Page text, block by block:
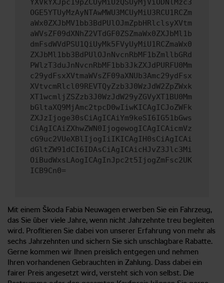
YXVkYXJpc19pZCUyMiUzQSUyMjViODNlMzc3
OGE5YTUyMzAyNTAwMWU3MCUyMiU3RCU1RCZm
aWx0ZXJbMV1bb3BdPUlOJmZpbHRlclsyXVtm
aWVsZF09dXNhZ2VTdGF0ZSZmaWx0ZXJbMl1b
dmFsdWVdPSU1QiUyMk5FVyUyMiU1RCZmaWx0
ZXJbMl1bb3BdPUlOJnNvcnRbMF1bZmllbGRd
PWlzT3duJnNvcnRbMF1bb3JkZXJdPURFU0Mm
c29ydFsxXVtmaWVsZF09aXNUb3Amc29ydFsx
XVtvcmRlcl09REVTQyZzb3J0WzJdW2ZpZWxk
XT1wcmljZSZzb3J0WzJdW29yZGVyXT1BU0Mm
bGltaXQ9MjAmc2tpcD0wIiwKICAgICJoZWFk
ZXJzIjoge30sCiAgICAiYm9keSI6IG51bGws
CiAgICAiZXhwZWN0IjogewogICAgICAicmVz
cG9uc2VUeXBlIjogIiIKICAgIH0sCiAgICAi
dGltZW91dCI6IDAsCiAgICAicHJvZ3Jlc3Mi
OiBudWxsLAogICAgInJpc2t5IjogZmFsc2UK
ICB9Cn0=
Mit einem Škoda Fabia Neuwagen erwerben Sie ein Fahrzeug,
das Sie über viele Jahre, wenn nicht Jahrzehnte treu begleiten
wird. Profitieren Sie dabei von unserer Erfahrung von mehr als
sechs Jahrzehnten und sichern Sie sich unschlagbare Rabatte.
Gerne kommen wir Ihnen preislich entgegen und nehmen
Ihren vorhandenen Gebrauchten in Zahlung. Dass dabei ein
fairer Preis angesetzt wird, versteht sich von selbst. Die